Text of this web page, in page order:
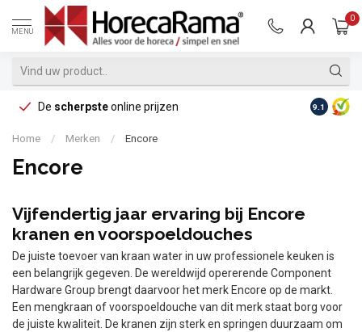
MENU
0
De scherpsteonline prijzen Op
9.1
Home / Merken / Encore
Encore
Vijfendertig jaar ervaring bij Encore
kranen en voorspoeldouches
De juiste toevoer van kraan water in uw professionele keuken is
een belangrijk gegeven. De wereldwijd opererende Component
Hardware Group brengt daarvoor het merk Encore op de markt.
Een mengkraan of voorspoeldouche van dit merk staat borg voor
de juiste kwaliteit. De kranen zijn sterk en springen duurzaam om